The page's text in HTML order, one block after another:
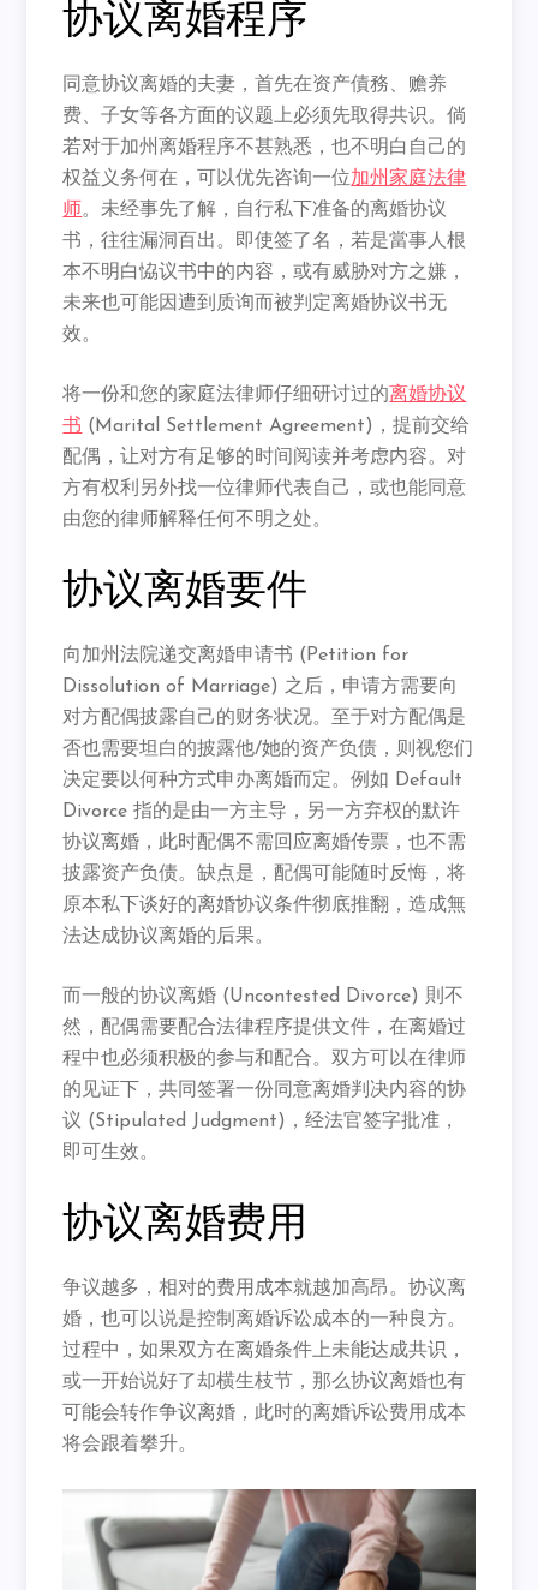
协议离婚程序
同意协议离婚的夫妻，首先在资产債務、赡养
费、子女等各方面的议题上必须先取得共识。倘
若对于加州离婚程序不甚熟悉，也不明白自己的
权益义务何在，可以优先咨询一位加州家庭法律
师。未经事先了解，自行私下准备的离婚协议
书，往往漏洞百出。即使签了名，若是當事人根
本不明白恊议书中的内容，或有威胁对方之嫌，
未来也可能因遭到质询而被判定离婚协议书无
效。
将一份和您的家庭法律师仔细研讨过的离婚协议
书 (Marital Settlement Agreement)，提前交给
配偶，让对方有足够的时间阅读并考虑内容。对
方有权利另外找一位律师代表自己，或也能同意
由您的律师解释任何不明之处。
协议离婚要件
向加州法院递交离婚申请书 (Petition for
Dissolution of Marriage) 之后，申请方需要向
对方配偶披露自己的财务状况。至于对方配偶是
否也需要坦白的披露他/她的资产负债，则视您们
决定要以何种方式申办离婚而定。例如 Default
Divorce 指的是由一方主导，另一方弃权的默许
协议离婚，此时配偶不需回应离婚传票，也不需
披露资产负债。缺点是，配偶可能随时反悔，将
原本私下谈好的离婚协议条件彻底推翻，造成無
法达成协议离婚的后果。
而一般的协议离婚 (Uncontested Divorce) 則不
然，配偶需要配合法律程序提供文件，在离婚过
程中也必须积极的参与和配合。双方可以在律师
的见证下，共同签署一份同意离婚判决内容的协
议 (Stipulated Judgment)，经法官签字批准，
即可生效。
协议离婚费用
争议越多，相对的费用成本就越加高昂。协议离
婚，也可以说是控制离婚诉讼成本的一种良方。
过程中，如果双方在离婚条件上未能达成共识，
或一开始说好了却横生枝节，那么协议离婚也有
可能会转作争议离婚，此时的离婚诉讼费用成本
将会跟着攀升。